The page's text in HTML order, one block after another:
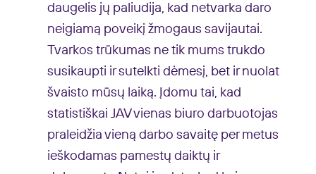
daugelis jų paliudija, kad netvarka daro
neigiamą poveikį žmogaus savijautai.
Tvarkos trūkumas ne tik mums trukdo
susikaupti ir sutelkti dėmesį, bet ir nuolat
švaisto mūsų laiką. Įdomu tai, kad
statistiškai JAV vienas biuro darbuotojas
praleidžia vieną darbo savaitę per metus
ieškodamas pamestų daiktų ir